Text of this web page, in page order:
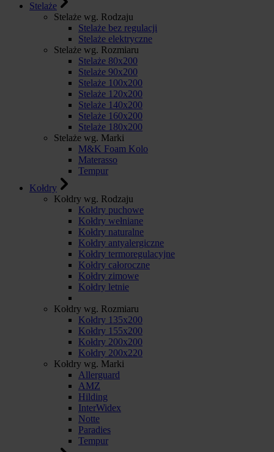
Stelaże
Stelaże wg. Rodzaju
Stelaże bez regulacji
Stelaże elektryczne
Stelaże wg. Rozmiaru
Stelaże 80x200
Stelaże 90x200
Stelaże 100x200
Stelaże 120x200
Stelaże 140x200
Stelaże 160x200
Stelaże 180x200
Stelaże wg. Marki
M&K Foam Kolo
Materasso
Tempur
Kołdry
Kołdry wg. Rodzaju
Kołdry puchowe
Kołdry wełniane
Kołdry naturalne
Kołdry antyalergiczne
Kołdry termoregulacyjne
Kołdry całoroczne
Kołdry zimowe
Kołdry letnie
Kołdry wg. Rozmiaru
Kołdry 135x200
Kołdry 155x200
Kołdry 200x200
Kołdry 200x220
Kołdry wg. Marki
Allerguard
AMZ
Hilding
InterWidex
Notte
Paradies
Tempur